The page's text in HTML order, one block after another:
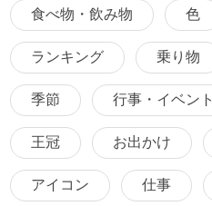
食べ物・飲み物 色
ランキング 乗り物
季節 行事・イベント
王冠 お出かけ
アイコン 仕事